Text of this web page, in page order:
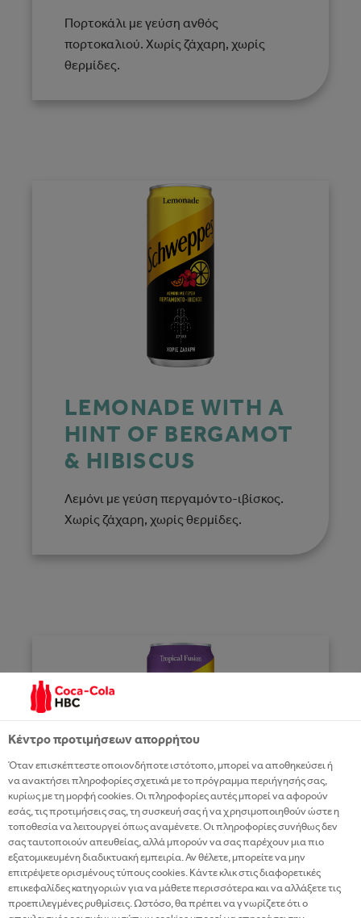
Πορτοκάλι με γεύση ανθός
πορτοκαλιού. Χωρίς ζάχαρη, χωρίς
θερμίδες.
LEMONADE WITH A
HINT OF BERGAMOT
& HIBISCUS
Λεμόνι με γεύση περγαμόντο-ιβίσκος.
Χωρίς ζάχαρη, χωρίς θερμίδες.
TROPICAL FUSION
Η νέα δροσιστική πρόταση από το
Κέντρο προτιμήσεων απορρήτου
Όταν επισκέπτεστε οποιονδήποτε ιστότοπο, μπορεί να αποθηκεύσει ή
να ανακτήσει πληροφορίες σχετικά με το πρόγραμμα περιήγησής σας,
κυρίως με τη μορφή cookies. Οι πληροφορίες αυτές μπορεί να αφορούν
εσάς, τις προτιμήσεις σας, τη συσκευή σας ή να χρησιμοποιηθούν ώστε η
τοποθεσία να λειτουργεί όπως αναμένετε. Οι πληροφορίες συνήθως δεν
σας ταυτοποιούν απευθείας, αλλά μπορούν να σας παρέχουν μια πιο
εξατομικευμένη διαδικτυακή εμπειρία. Αν θέλετε, μπορείτε να μην
επιτρέψετε ορισμένους τύπους cookies. Κάντε κλικ στις διαφορετικές
επικεφαλίδες κατηγοριών για να μάθετε περισσότερα και να αλλάξετε τις
προεπιλεγμένες ρυθμίσεις. Ωστόσο, θα πρέπει να γνωρίζετε ότι ο